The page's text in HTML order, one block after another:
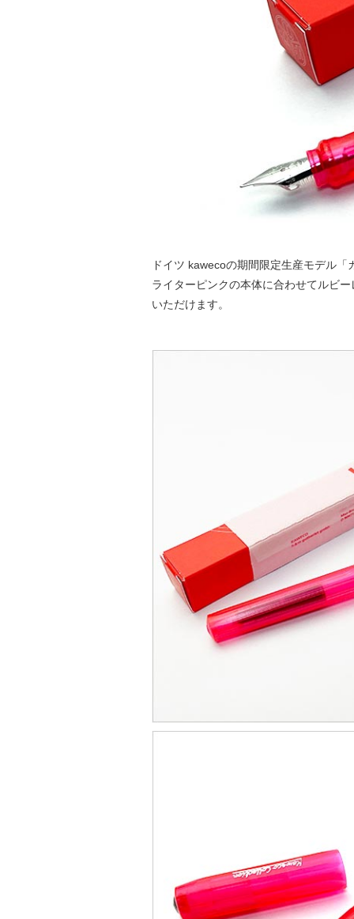
ドイツ kawecoの期間限定生産モデル
ライターピンクの本体に合わせてルビ
いただけます。